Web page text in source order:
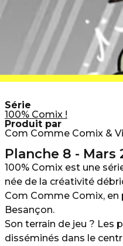
Planche 8 - Mars
100% Comix est une
née de la créativité
Com Comme Comix, en
Besançon.
Son terrain de jeu ? Les
disséminés dans le
Série
100% Comix !
Produit par
Com Comme Comix &